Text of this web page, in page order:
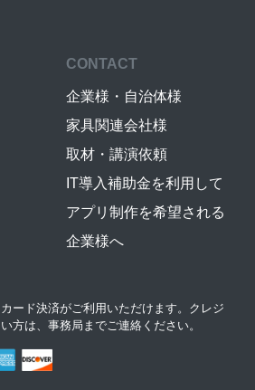
CONTACT
企業様・自治体様
家具関連会社様
取材・講演依頼
IT導入補助金を利用して
アプリ制作を希望される
企業様へ
ード決済がご利用いただけます。クレジ
方は、事務局までご連絡ください。